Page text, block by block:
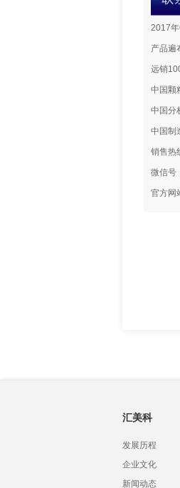
2017
产品遍
远销
中国颗
中国分
中国制
销售热
微信号
官方网
汇美科
发展历程
企业文化
新闻动态